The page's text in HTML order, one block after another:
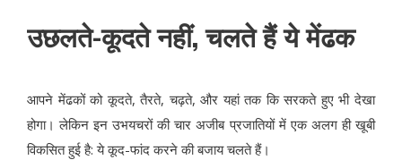
उछलते-कूदते नहीं, चलते हैं ये मेंढक
आपने मेंढकों को कूदते, तैरते, चढ़ते, और यहां तक कि सरकते हुए भी देखा
होगा। लेकिन इन उभयचरों की चार अजीब प्रजातियों में एक अलग ही खूबी
विकसित हुई है: ये कूद-फांद करने की बजाय चलते हैं।